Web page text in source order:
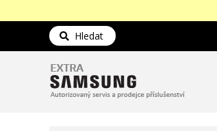
Hledat